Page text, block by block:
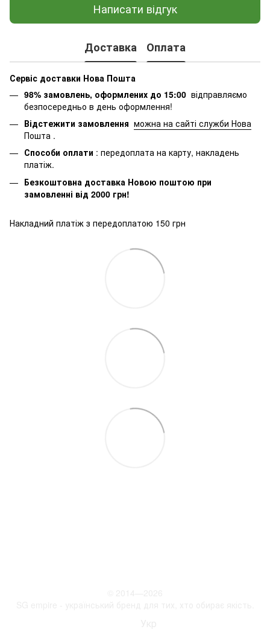
Написати відгук
Доставка Оплата
Сервіс доставки Нова Пошта
98% замовлень, оформлених до 15:00 відправляємо
безпосередньо в день оформлення!
Відстежити замовлення можна на сайті служби Нова
Пошта .
Способи оплати : передоплата на карту, накладень
платіж.
Безкоштовна доставка Новою поштою при
замовленні від 2000 грн!
Накладний платіж з передоплатою 150 грн